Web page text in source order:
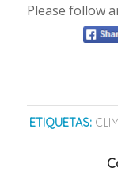
Please follow
ETIQUETAS: